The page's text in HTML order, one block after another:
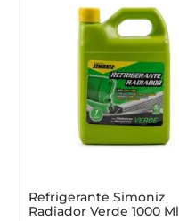
Refrigerante Simoniz
Radiador Verde 1000 Ml